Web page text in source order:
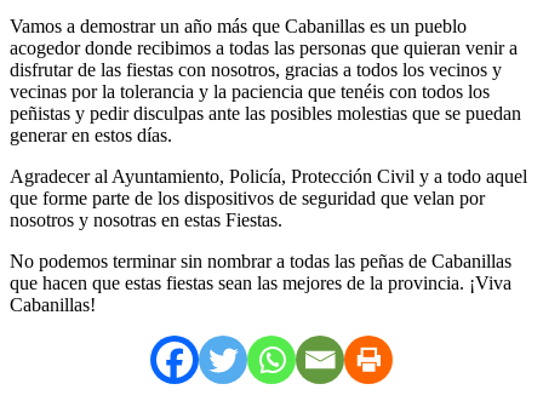
Vamos a demostrar un año más que Cabanillas es un pueblo
acogedor donde recibimos a todas las personas que quieran venir a
disfrutar de las fiestas con nosotros, gracias a todos los vecinos y
vecinas por la tolerancia y la paciencia que tenéis con todos los
peñistas y pedir disculpas ante las posibles molestias que se puedan
generar en estos días.
Agradecer al Ayuntamiento, Policía, Protección Civil y a todo aquel
que forme parte de los dispositivos de seguridad que velan por
nosotros y nosotras en estas Fiestas.
No podemos terminar sin nombrar a todas las peñas de Cabanillas
que hacen que estas fiestas sean las mejores de la provincia. ¡Viva
Cabanillas!